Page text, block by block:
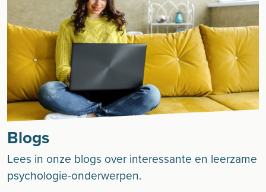
Blogs
Lees in onze blogs over interessante en leerzame
psychologie-onderwerpen.